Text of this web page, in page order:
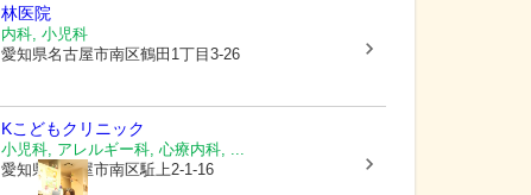
林医院
内科, 小児科
愛知県名古屋市南区鶴田1丁目3-26
Kこどもクリニック
小児科, アレルギー科, 心療内科, ...
愛知県名古屋市南区駈上2-1-16